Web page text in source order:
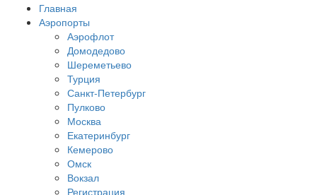
Главная
Аэропорты
Аэрофлот
Домодедово
Шереметьево
Турция
Санкт-Петербург
Пулково
Москва
Екатеринбург
Кемерово
Омск
Вокзал
Регистрация